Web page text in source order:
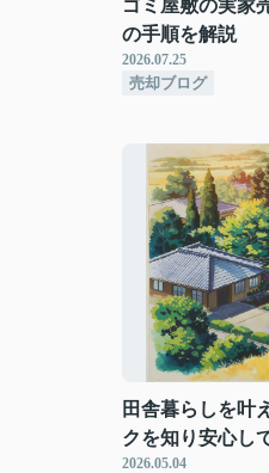
ゴミ屋敷の実家
の手順を解説
2026.07.25
売却ブログ
田舎暮らしを叶
クを知り安心し
2026.05.04